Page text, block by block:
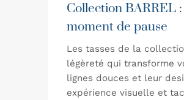
Collection BARREL
moment de pause
Les tasses de la
légèreté qui transforme
lignes douces et leur
expérience visuelle et